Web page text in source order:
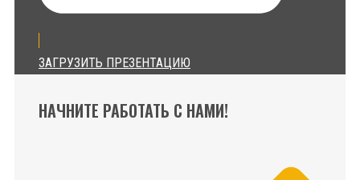
ЗАГРУЗИТЬ ПРЕЗЕНТАЦИЮ
НАЧНИТЕ РАБОТАТЬ С НАМИ!